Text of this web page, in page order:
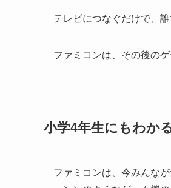
テレビにつなぐだけで、
ファミコンは、その後の
小学4年生にもわか
ファミコンは、今みんな